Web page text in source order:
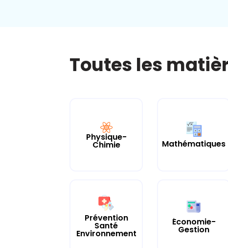
Toutes les
Physique-
Chimie Mathématiques
Prévention
Santé
Environnement
Économie-
Gestion